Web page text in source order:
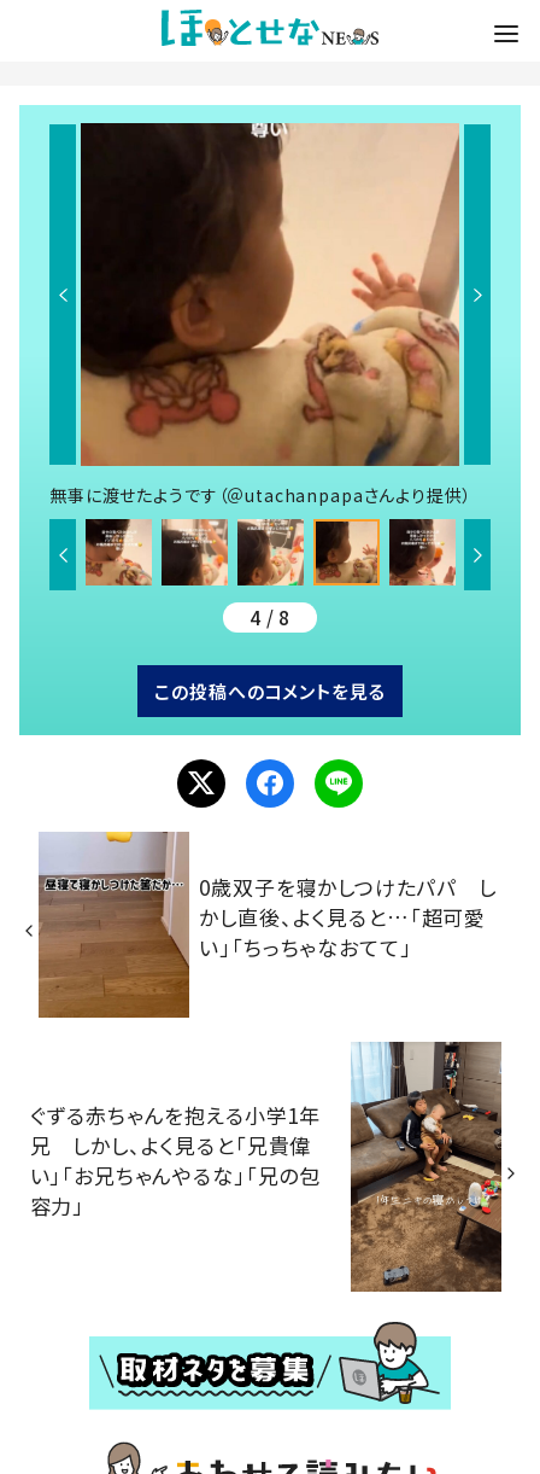
無事に渡せたようです（＠utachanpapaさんより提供）
4 / 8
この投稿へのコメントを見る
0歳双子を寝かしつけたパパ し
かし直後、よく見ると…「超可愛
い」「ちっちゃなおてて」
ぐずる赤ちゃんを抱える小学1年
兄 しかし、よく見ると「兄貴偉
い」「お兄ちゃんやるな」「兄の包
容力」